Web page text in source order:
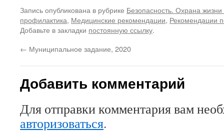
Запись опубликована в рубрике Безопасность. Охрана
профилактика, Медицинские рекомендации, Рекомендации
Добавьте в закладки постоянную ссылку.
← Муниципальное задание, 2020
Добавить комментарий
Для отправки комментария вам
авторизоваться.